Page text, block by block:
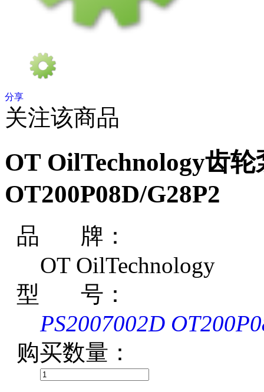
分享
关注该商品
OT OilTechnology齿轮
OT200P08D/G28P2
品 牌：
OT OilTechnology
型 号：
PS2007002D
购买数量：